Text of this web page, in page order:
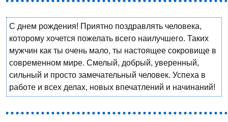
С днем рождения! Приятно поздравлять человека,
которому хочется пожелать всего наилучшего. Таких
мужчин как ты очень мало, ты настоящее сокровище в
современном мире. Смелый, добрый, уверенный,
сильный и просто замечательный человек. Успеха в
работе и всех делах, новых впечатлений и начинаний!